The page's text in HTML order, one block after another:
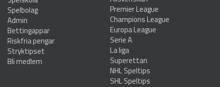
Spelbolag
Admin
Bettingappar
Riskfria pengar
Stryktipset
Bli medlem
Premier League
Champions League
Europa League
Serie A
La liga
Superettan
NHL Speltips
SHL Speltips